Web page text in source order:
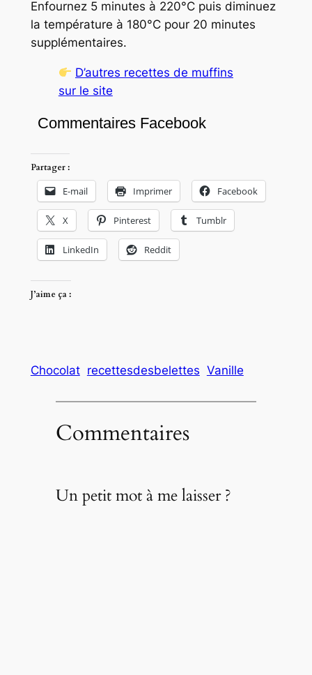
Enfournez 5 minutes à 220°C puis diminuez
la température à 180°C pour 20 minutes
supplémentaires.
D’autres recettes de muffins
sur le site
Commentaires Facebook
Partager :
E-mail Imprimer Facebook
X Pinterest Tumblr
LinkedIn Reddit
J’aime ça :
Chocolat recettesdesbelettes Vanille
Commentaires
Un petit mot à me laisser ?